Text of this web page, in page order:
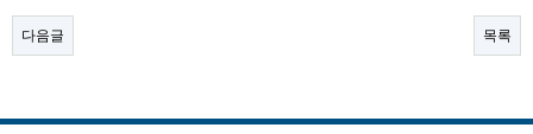
다음글 목록